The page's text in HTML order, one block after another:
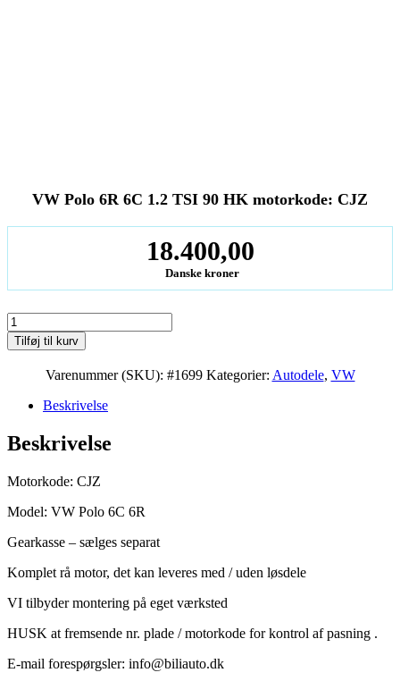
VW Polo 6R 6C 1.2 TSI 90 HK motorkode: CJZ
18.400,00
Danske kroner
VW
Polo
6R
motorkode:
antal
Tilføj til kurv
Varenummer (SKU): #1699 Kategorier: Autodele, VW
Beskrivelse
Beskrivelse
Motorkode: CJZ
Model: VW Polo 6C 6R
Gearkasse – sælges separat
Komplet rå motor, det kan leveres med / uden løsdele
VI tilbyder montering på eget værksted
HUSK at fremsende nr. plade / motorkode for kontrol af pasning .
E-mail forespørgsler: info@biliauto.dk